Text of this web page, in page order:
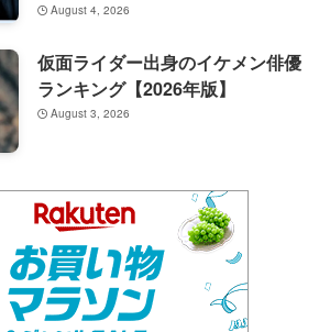
August 4, 2026
仮面ライダー出身のイケメン俳優
ランキング【2026年版】
August 3, 2026